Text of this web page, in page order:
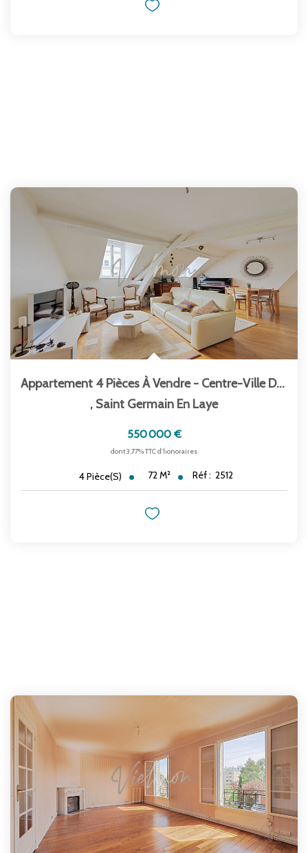
Appartement 4 Pièces À Vendre - Centre-Ville De...
, Saint Germain En Laye
550 000 €
dont 3,77% TTC d'honoraires
4Pièce(s) 72M² Réf : 2512